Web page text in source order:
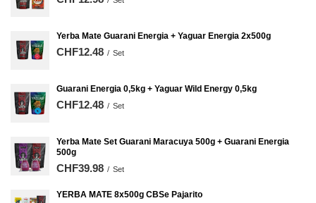
Yerba Mate Guarani Energia + Yaguar Energia 2x500g
CHF12.48 / Set
Guarani Energia 0,5kg + Yaguar Wild Energy 0,5kg
CHF12.48 / Set
Yerba Mate Set Guarani Maracuya 500g + Guarani Energia
500g
CHF39.98 / Set
YERBA MATE 8x500g CBSe Pajarito